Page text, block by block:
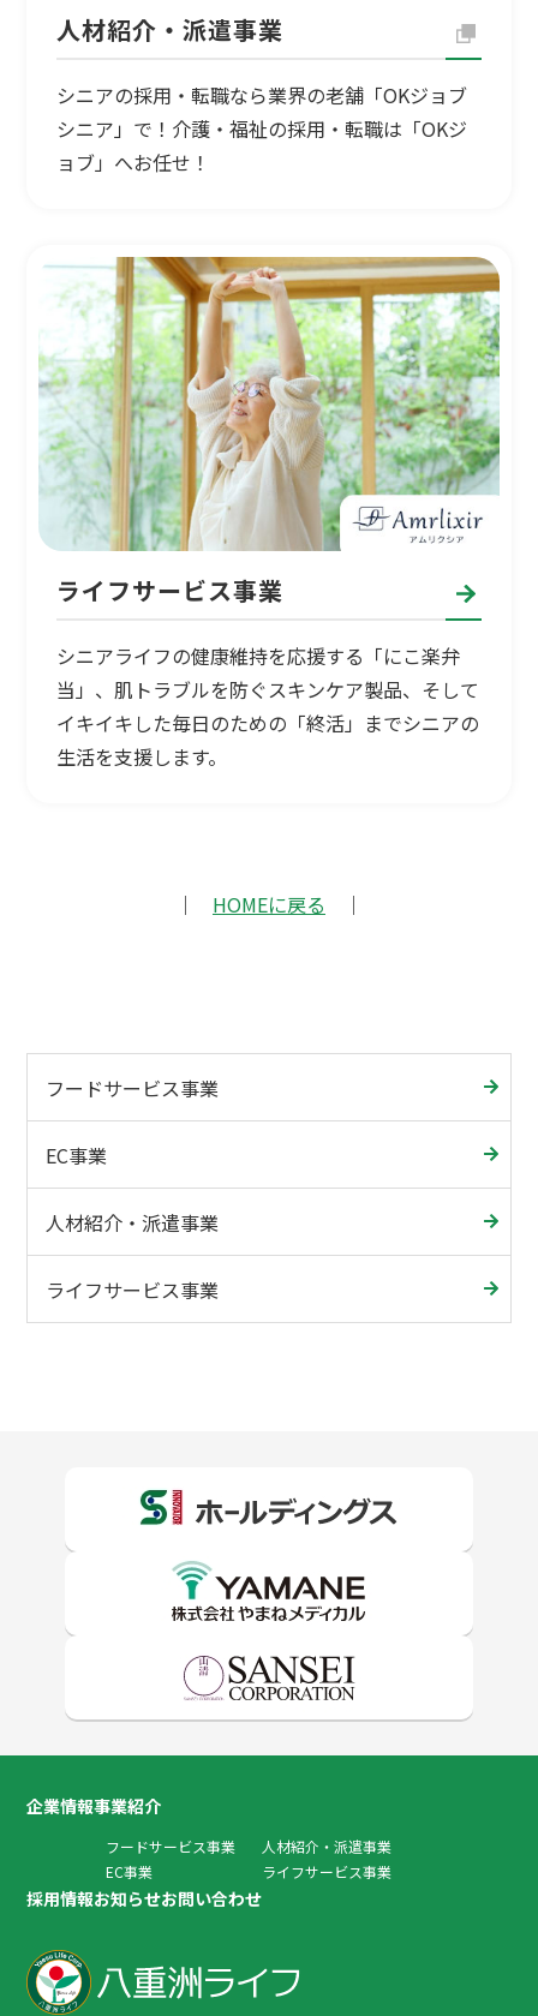
人材紹介・派遣事業
シニアの採用・転職なら業界の老舗「OKジョブ
シニア」で！介護・福祉の採用・転職は「OKジ
ョブ」へお任せ！
ライフサービス事業
シニアライフの健康維持を応援する「にこ楽弁
当」、肌トラブルを防ぐスキンケア製品、そして
イキイキした毎日のための「終活」までシニアの
生活を支援します。
｜ HOMEに戻る ｜
フードサービス事業
EC事業
人材紹介・派遣事業
ライフサービス事業
企業情報事業紹介
フードサービス事業
人材紹介・派遣事業
EC事業
ライフサービス事業
採用情報お知らせお問い合わせ